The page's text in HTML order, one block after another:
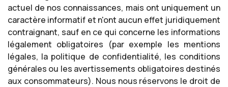
actuel de nos connaissances, mais ont uniquement un
caractère informatif et n'ont aucun effet juridiquement
contraignant, sauf en ce qui concerne les informations
légalement obligatoires (par exemple les mentions
légales, la politique de confidentialité, les conditions
générales ou les avertissements obligatoires destinés
aux consommateurs). Nous nous réservons le droit de